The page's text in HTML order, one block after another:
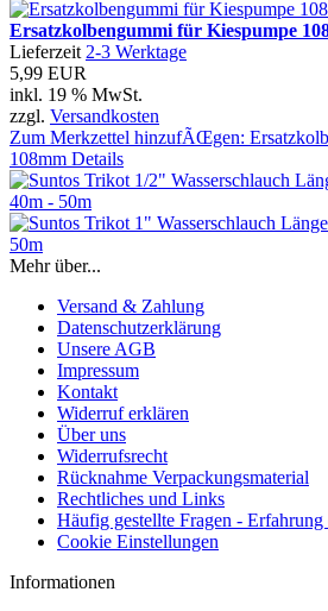
Ersatzkolbengummi für Kiespumpe
Lieferzeit2-3 Werktage
5,99 EUR
inkl. 19 % MwSt.
zzgl. Versandkosten
Zum Merkzettel hinzufÃŒgen:
108mm Details
Mehr über...
Versand & Zahlung
Datenschutzerklärung
Unsere AGB
Impressum
Kontakt
Widerruf erklären
Über uns
Widerrufsrecht
Rücknahme Verpackungsmaterial
Rechtliches und Links
Häufig gestellte Fragen - Erfahrung
Cookie Einstellungen
Informationen